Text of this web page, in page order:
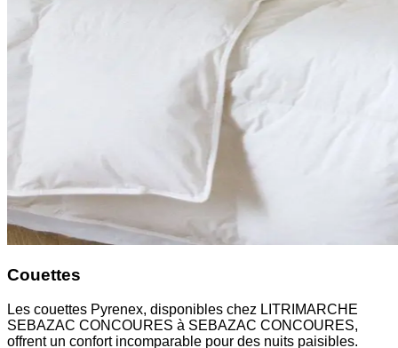
Couettes
Les couettes Pyrenex, disponibles chez LITRIMARCHE
SEBAZAC CONCOURES à SEBAZAC CONCOURES,
offrent un confort incomparable pour des nuits paisibles.